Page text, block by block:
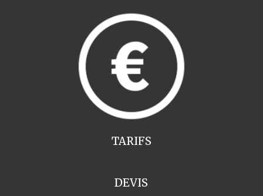
TARIFS
DEVIS